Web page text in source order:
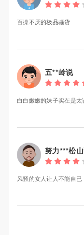
百操不厌的极品骚货
五**岭说
白白嫩嫩的妹子实在是
努力***松
风骚的女人让人不能自已